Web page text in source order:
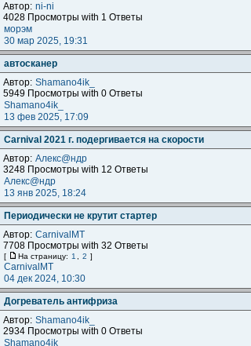
Автор: ni-ni
4028 Просмотры with 1 Ответы
морэм
30 мар 2025, 19:31
автосканер
Автор: Shamano4ik_
5949 Просмотры with 0 Ответы
Shamano4ik_
13 фев 2025, 17:09
Carnival 2021 г. подергивается на скорости
Автор: Алекс@ндр
3248 Просмотры with 12 Ответы
Алекс@ндр
13 янв 2025, 18:24
Периодически не крутит стартер
Автор: CarnivalMT
7708 Просмотры with 32 Ответы
[ На страницу: 1 2 ]
CarnivalMT
04 дек 2024, 10:30
Догреватель антифриза
Автор: Shamano4ik_
2934 Просмотры with 0 Ответы
Shamano4ik_